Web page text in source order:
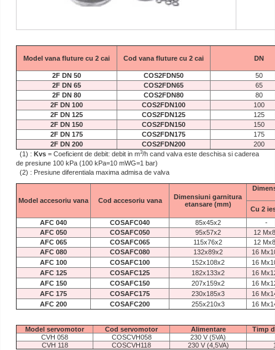
Model vana fluture cu 2 cai Cod vana fluture cu 2 cai DN
2F DN 50 COS2FDN50
50
2F DN 65
COS2FDN65
65
2F DN 80
COS2FDN80
80
2F DN 100
COS2FDN100
100
2F DN 125
COS2FDN125
125
2F DN 150
COS2FDN150
150
2F DN 175
COS2FDN175
175
2F DN 200
COS2FDN200
200
(1) : Kvs = Coeficient de debit: debit in m3/h cand valva este deschisa si caderea
de presiune 100 kPa (100 kPa=10 mWG=1 bar)
(2) : Presiune diferentiala maxima admisa de valva
Model accesoriu vana Cod accesoriu vana
Dimensiuni garnitura
etansare (mm)
Cu 2
AFC 040
COSAFC040 85x45x2
-
AFC 050
COSAFC050 95x57x2
12
AFC 065
COSAFC065 115x76x2
12
AFC 080
COSAFC080 132x89x2
16
AFC 100
COSAFC100 152x108x2
16
AFC 125
COSAFC125 182x133x2
16
AFC 150
COSAFC150 207x159x2
16
AFC 175
COSAFC175 230x185x3
16
AFC 200
COSAFC200 255x210x3 16
Model servomotor Cod servomotor Alimentare
Timp
CVH 058
COSCVH058
230 V (5VA)
CVH 118
COSCVH118 230 V (4,5VA)